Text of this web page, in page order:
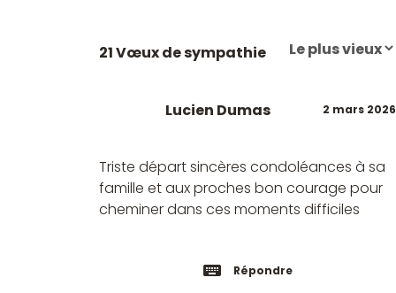
21 Vœux de sympathie
2 mars 2026
Lucien Dumas
Triste départ sincères condoléances à sa
famille et aux proches bon courage pour
cheminer dans ces moments difficiles
Répondre